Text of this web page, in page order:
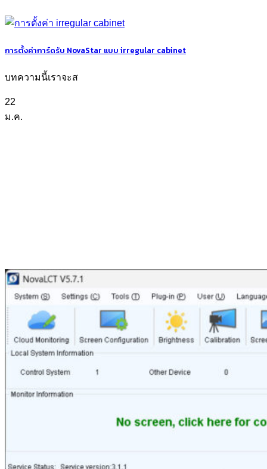
การตั้งค่าการ์ดรับ NovaStar แบบ irregular cabinet
บทความนี้เราจะส
22
ม.ค.